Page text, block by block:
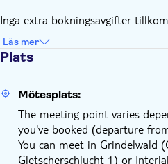
Inga extra bokningsavgifter
Läs mer
Plats
Mötesplats:
The meeting point varies
you've booked (departure
You can meet in Grindelwald
Gletscherschlucht 1) or